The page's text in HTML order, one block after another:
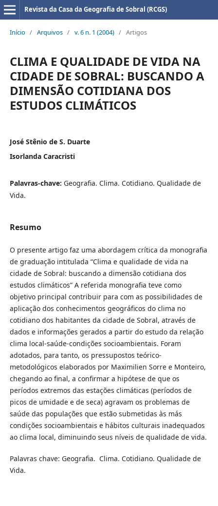
Revista da Casa da Geografia de Sobral (RCGS)
Início / Arquivos / v. 6 n. 1 (2004) / Artigos
CLIMA E QUALIDADE DE VIDA NA
CIDADE DE SOBRAL: BUSCANDO A
DIMENSÃO COTIDIANA DOS
ESTUDOS CLIMÁTICOS
José Stênio de S. Duarte
Isorlanda Caracristi
Palavras-chave: Geografia. Clima. Cotidiano. Qualidade de
Vida.
Resumo
O presente artigo faz uma abordagem crítica da monografia
de graduação intitulada “Clima e qualidade de vida na
cidade de Sobral: buscando a dimensão cotidiana dos
estudos climáticos” A referida monografia teve como
objetivo principal contribuir para com as possibilidades de
aplicação dos conhecimentos geográficos do clima no
cotidiano dos habitantes da cidade de Sobral, através de
dados e informações gerados a partir do estudo da relação
clima local-saúde-condições socioambientais. Foram
adotados, para tanto, os pressupostos teórico-
metodológicos elaborados por Maximilien Sorre e Monteiro,
chegando ao final, a confirmar a hipótese de que os
períodos extremos das estações climáticas (períodos de
picos de umidade e de seca) agravam os problemas de
saúde das populações que estão submetidas às más
condições socioambientais e hábitos culturais inadequados
ao clima local, diminuindo seus níveis de qualidade de vida.
Palavras chave: Geografia. Clima. Cotidiano. Qualidade de
Vida.